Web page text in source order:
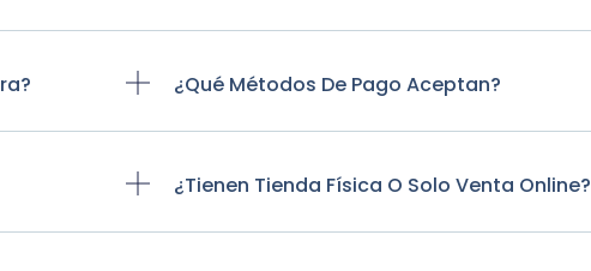
¿Qué Métodos De Pago Aceptan?
¿Tienen Tienda Física O Solo Venta Online?